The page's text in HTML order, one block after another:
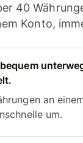
40
Konto,
an
um.